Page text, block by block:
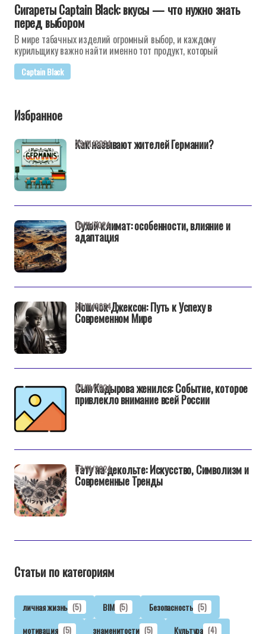
Сигареты Captain Black: вкусы — что нужно знать
перед выбором
В мире табачных изделий огромный выбор, и каждому
курильщику важно найти именно тот продукт, который
Captain Black
Избранное
Как называют жителей Германии?
29/11/2024
Сухой климат: особенности, влияние и
адаптация
10/11/2024
Новичок Джексон: Путь к Успеху в
Современном Мире
07/11/2024
Сын Кадырова женился: Событие, которое
привлекло внимание всей России
07/11/2024
Тату на декольте: Искусство, Символизм и
Современные Тренды
07/11/2024
Статьи по категориям
личная жизнь (5) BIM (5) Безопасность (5)
мотивация (5) знаменитости (5) Культура (4)